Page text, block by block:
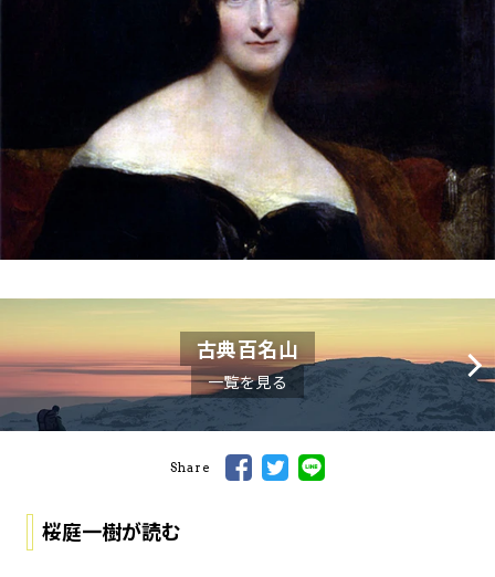
古典百名山
一覧を見る
Share
桜庭一樹が読む